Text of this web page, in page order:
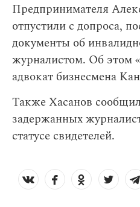
Предпринимателя
отпустили с допроса,
документы об
журналистом. Об этом
адвокат бизнесмена
Также Хасанов
задержанных
статусе свидетелей.